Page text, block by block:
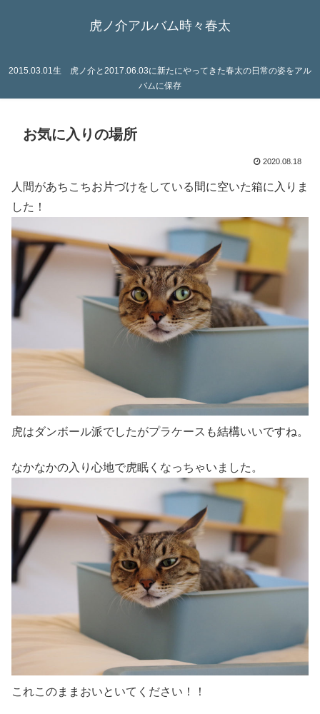
虎ノ介アルバム時々春太
2015.03.01生 虎ノ介と2017.06.03に新たにやってきた春太の日常の姿をアル
バムに保存
お気に入りの場所
2020.08.18
人間があちこちお片づけをしている間に空いた箱に入りま
した！
虎はダンボール派でしたがプラケースも結構いいですね。
なかなかの入り心地で虎眠くなっちゃいました。
これこのままおいといてください！！